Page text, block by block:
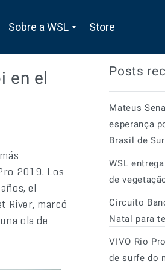
Sobre a WSL Store
en el
2019. Los
el
River, marcó
ola de
Posts
Mateus
esperança
Brasil de
WSL
de
Circuito
Natal para
VIVO Rio
de surfe do